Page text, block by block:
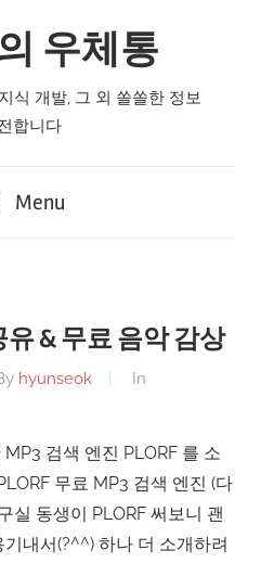
우체통
식 개발, 그 외 쏠쏠한 정보
합니다
Menu
유 & 무료 음악 감상
hyunseok
In
검색 엔진 PLORF 를 소
무료 MP3 검색 엔진 (다
실 동생이 PLORF 써보니 괜
내서(?^^) 하나 더 소개하려